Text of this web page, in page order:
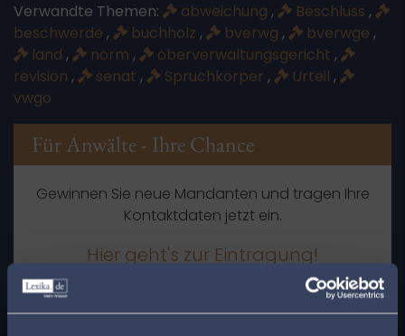
Verwandte Themen: abweichung , Beschluss ,
beschwerde , buchholz , bverwg , bverwge ,
land , norm , oberverwaltungsgericht ,
revision , senat , Spruchkörper , Urteil ,
vwgo
Für Anwälte - Ihre Chance
Gewinnen Sie neue Mandanten und tragen Ihre
Kontaktdaten jetzt ein.
Hier geht's zur Eintragung!